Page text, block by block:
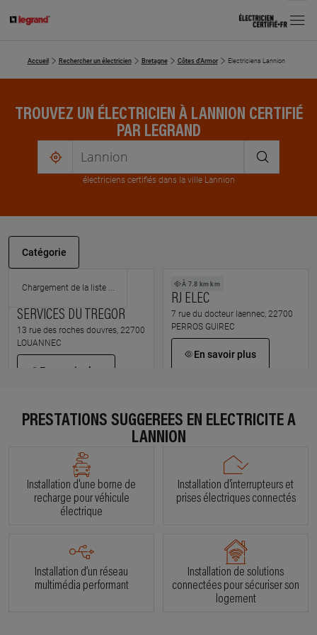
MENU
Accueil Rechercher un électricien Bretagne Côtes d'Armor Electriciens Lannion
TROUVEZ UN ÉLECTRICIEN À LANNION CERTIFIÉ
PAR LEGRAND
me
localiserélectricienscertifiésdans la ville Lannion
Catégorie
À 7.2 km km
SERVICES DU TREGOR
13 rue des roches douvres, 22700
LOUANNEC
En savoir plus
À 7.8 km km
RJ ELEC
7 rue du docteur laennec, 22700
PERROS GUIREC
En savoir plus
À 10.3 km km
En savoir plus
À 23.8 km km
ARTIGAUD
22740 PLEUDANIEL
En savoir plus
NOAH ELECTRICITE
18 rue de parc an ty, 22200
GRACES
PLOMB ELEC
7 rue courtil de la noe, 22590
TREGOMEUR
PRESTATIONS SUGGÉRÉES EN ÉLECTRICITÉ À
LANNION
Installation d'une borne de
recharge pour véhicule
électrique
Installation d'interrupteurs et
prises électriques connectés
Installation d’un réseau
multimédia performant
Installation de solutions
connectées pour sécuriser son
logement